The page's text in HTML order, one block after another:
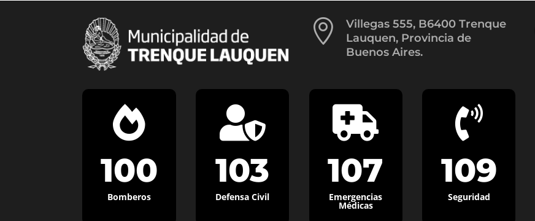

Villegas 555, B6400 Trenque
Lauquen, Provincia de
Buenos Aires.

100
Bomberos

103
Defensa Civil

107
Emergencias
Médicas

109
Seguridad